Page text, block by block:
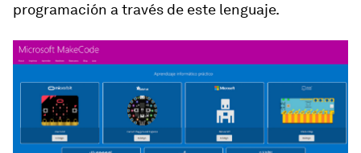
programación a través de este lenguaje.